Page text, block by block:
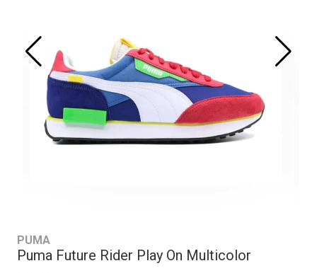
PUMA
Puma Future Rider Play On Multicolor